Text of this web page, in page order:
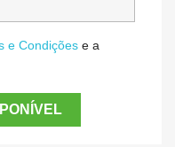
e Condições e a